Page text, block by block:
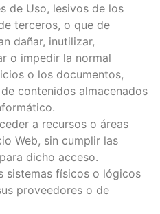
de Uso, lesivos de los
terceros, o que de
dañar, inutilizar,
o impedir la normal
o los documentos,
contenidos almacenados
a recursos o áreas
Web, sin cumplir las
dicho acceso.
sistemas físicos o lógicos
proveedores o de